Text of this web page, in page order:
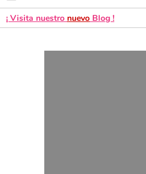
¡ Visita nuestro nuevo Blog !